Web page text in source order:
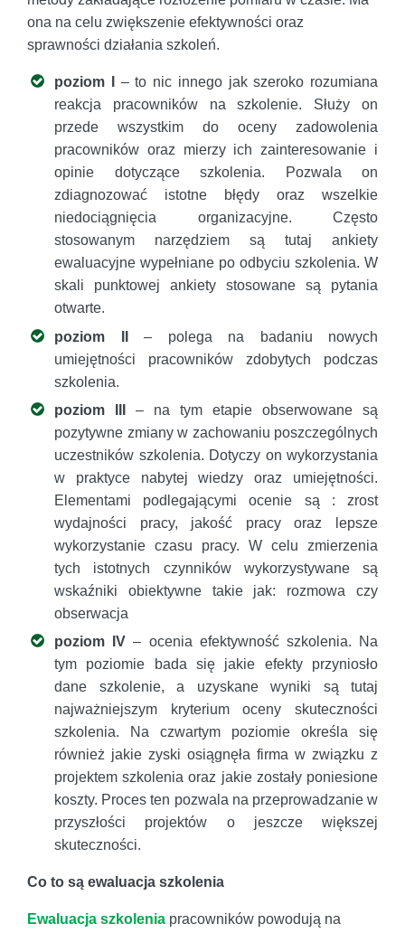
ona na celu zwiększenie efektywności oraz
sprawności działania szkoleń.
poziom I
– to nic innego jak szeroko rozumiana
reakcja pracowników na szkolenie. Służy on
przede wszystkim do oceny zadowolenia
pracowników oraz mierzy ich zainteresowanie i
opinie dotyczące szkolenia. Pozwala on
zdiagnozować istotne błędy oraz wszelkie
niedociągnięcia organizacyjne. Często
stosowanym narzędziem są tutaj ankiety
ewaluacyjne wypełniane po odbyciu szkolenia. W
skali punktowej ankiety stosowane są pytania
otwarte.
poziom II
– polega na badaniu nowych
umiejętności pracowników zdobytych podczas
szkolenia.
poziom III
– na tym etapie obserwowane są
pozytywne zmiany w zachowaniu poszczególnych
uczestników szkolenia. Dotyczy on wykorzystania
w praktyce nabytej wiedzy oraz umiejętności.
Elementami podlegającymi ocenie są : zrost
wydajności pracy, jakość pracy oraz lepsze
wykorzystanie czasu pracy. W celu zmierzenia
tych istotnych czynników wykorzystywane są
wskaźniki obiektywne takie jak: rozmowa czy
obserwacja
poziom IV – ocenia efektywność szkolenia. Na
tym poziomie bada się jakie efekty przyniosło
dane szkolenie, a uzyskane wyniki są tutaj
najważniejszym kryterium oceny skuteczności
szkolenia. Na czwartym poziomie określa się
również jakie zyski osiągnęła firma w związku z
projektem szkolenia oraz jakie zostały poniesione
koszty. Proces ten pozwala na przeprowadzanie w
przyszłości projektów o jeszcze większej
skuteczności.
Co to są ewaluacja szkolenia
Ewaluacja szkolenia pracowników powodują na